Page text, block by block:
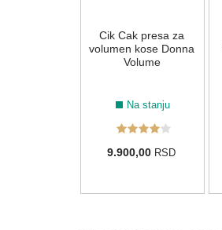
Cik Cak presa za
volumen kose Donna
Volume
Na stanju
9.900,00 RSD